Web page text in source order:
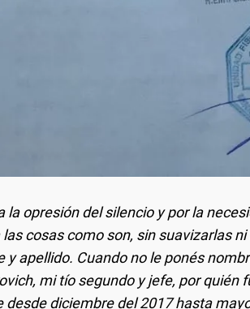
la opresión del silencio y por la
cosas como son, sin suavizarlas
y apellido. Cuando no le ponés
mi tío segundo y jefe, por quién
diciembre del 2017 hasta